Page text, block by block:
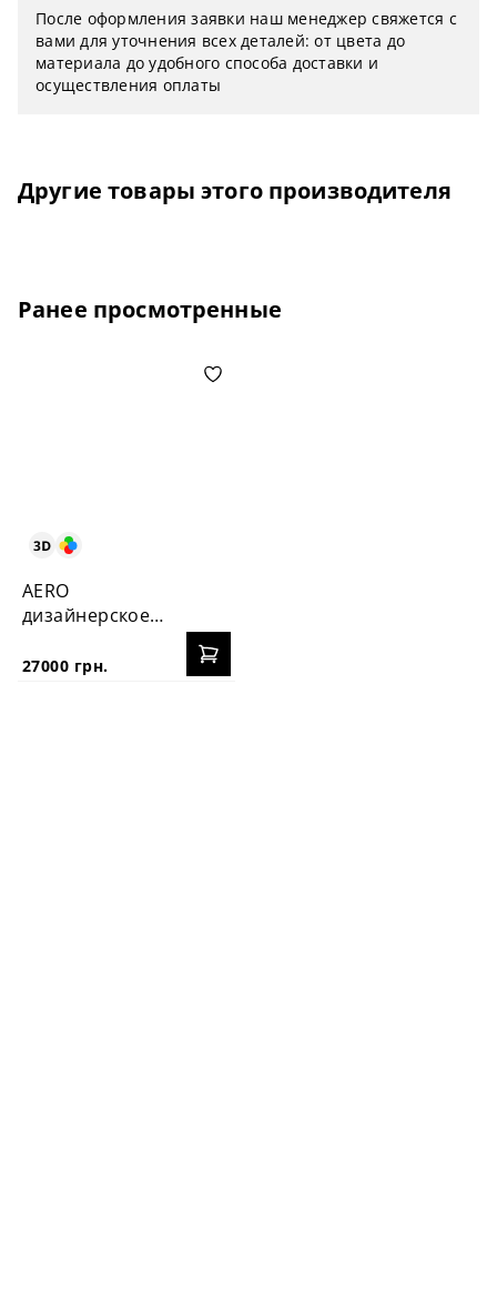
После оформления заявки наш менеджер свяжется с
вами для уточнения всех деталей: от цвета до
материала до удобного способа доставки и
осуществления оплаты
Другие товары этого производителя
Ранее просмотренные
AERO
дизайнерское
27000 грн.